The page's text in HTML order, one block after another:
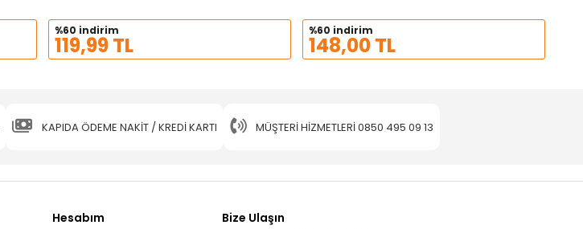
%60 indirim
119,99 TL
%60 indirim
148,00 TL
KAPIDA ÖDEME NAKİT / KREDİ KARTI MÜŞTERI HIZMETLERI0850 495 09 13
Hesabım
Bize Ulaşın